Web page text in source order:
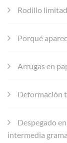
Rodillo
Porqué
Arrugas en
Deformación
Despegado
intermedia